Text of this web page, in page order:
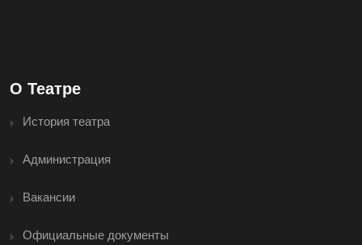
О Театре
История театра
Администрация
Вакансии
Официальные документы